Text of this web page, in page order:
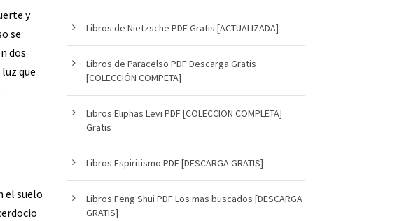
y
se
dos
que
el suelo
Libros de Nietzsche PDF Gratis [ACTUALIZADA]
Libros de Paracelso PDF Descarga Gratis
[COLECCIÓN COMPETA]
Libros Eliphas Levi PDF [COLECCION COMPLETA]
Gratis
Libros Espiritismo PDF [DESCARGA GRATIS]
Libros Feng Shui PDF Los mas buscados [DESCARGA
GRATIS]